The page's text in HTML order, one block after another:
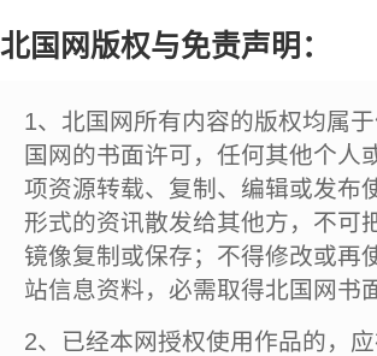
北国网版权与免责声明：
1、北国网所有内容的版权均属
国网的书面许可，任何其他个人
项资源转载、复制、编辑或发布
形式的资讯散发给其他方，不可
镜像复制或保存；不得修改或再
站信息资料，必需取得北国网书
2、已经本网授权使用作品的，